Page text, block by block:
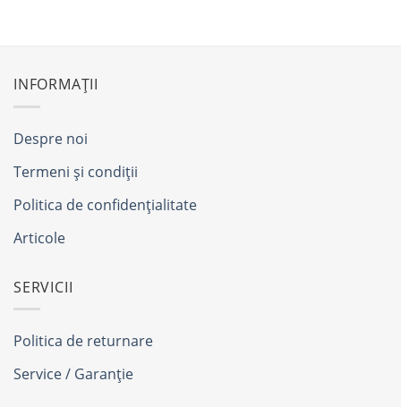
INFORMAȚII
Despre noi
Termeni și condiții
Politica de confidențialitate
Articole
SERVICII
Politica de returnare
Service / Garanție